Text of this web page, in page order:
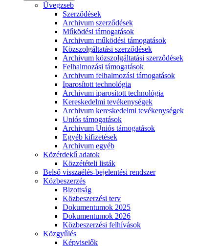
Üvegzseb
Szerződések
Archivum szerződések
Működési támogatások
Archivum működési támogatások
Közszolgáltatási szerződések
Archivum közszolgáltatási szerződések
Felhalmozási támogatások
Archivum felhalmozási támogatások
Iparosított technológia
Archivum iparosított technológia
Kereskedelmi tevékenységek
Archivum kereskedelmi tevékenységek
Uniós támogatások
Archivum Uniós támogatások
Egyéb kifizetések
Archivum egyéb
Közérdekű adatok
Közzétételi listák
Belső visszaélés-bejelentési rendszer
Közbeszerzés
Bizottság
Közbeszerzési terv
Dokumentumok 2025
Dokumentumok 2026
Közbeszerzési felhívások
Közgyűlés
Képviselők